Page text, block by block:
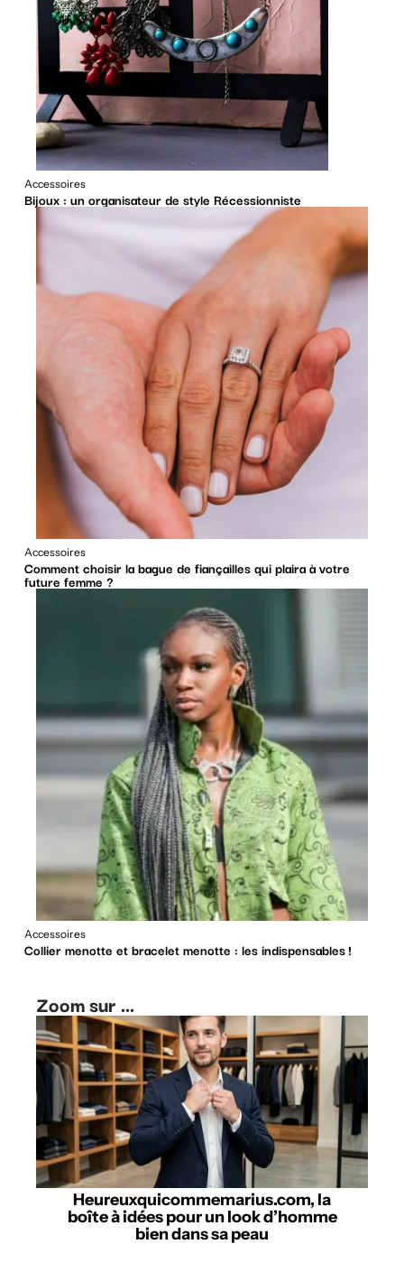
Accessoires
Bijoux : un organisateur de style Récessionniste
Accessoires
Comment choisir la bague de fiançailles qui plaira à votre
future femme ?
Accessoires
Collier menotte et bracelet menotte : les indispensables !
Zoom sur ...
Heureuxquicommemarius.com, la
boîte à idées pour un look d’homme
bien dans sa peau